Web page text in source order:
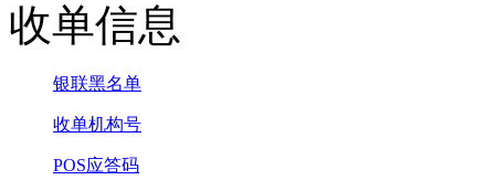
收单信息
银联黑名单
收单机构号
POS应答码